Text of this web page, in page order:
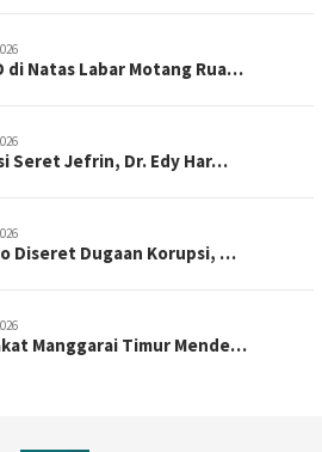
di Natas Labar Motang Rua…
Seret Jefrin, Dr. Edy Har…
Diseret Dugaan Korupsi, …
Manggarai Timur Mende…